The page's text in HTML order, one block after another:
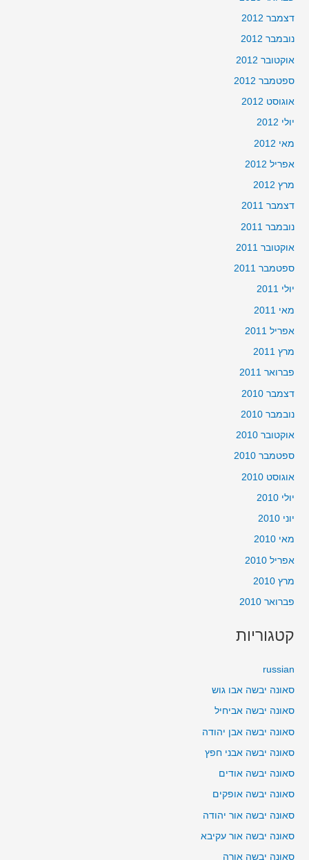
דצמבר 2012
נובמבר 2012
אוקטובר 2012
ספטמבר 2012
אוגוסט 2012
יולי 2012
מאי 2012
אפריל 2012
מרץ 2012
דצמבר 2011
נובמבר 2011
אוקטובר 2011
ספטמבר 2011
יולי 2011
מאי 2011
אפריל 2011
מרץ 2011
פברואר 2011
דצמבר 2010
נובמבר 2010
אוקטובר 2010
ספטמבר 2010
אוגוסט 2010
יולי 2010
יוני 2010
מאי 2010
אפריל 2010
מרץ 2010
פברואר 2010
קטגוריות
russian
סאונה יבשה אבו גוש
סאונה יבשה אביחיל
סאונה יבשה אבן יהודה
סאונה יבשה אבני חפץ
סאונה יבשה אודים
סאונה יבשה אופקים
סאונה יבשה אור יהודה
סאונה יבשה אור עקיבא
סאונה יבשה אורה